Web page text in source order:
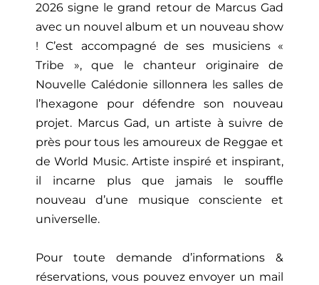
2026 signe le grand retour de Marcus Gad
avec un nouvel album et un nouveau show
! C’est accompagné de ses musiciens «
Tribe », que le chanteur originaire de
Nouvelle Calédonie sillonnera les salles de
l’hexagone pour défendre son nouveau
projet. Marcus Gad, un artiste à suivre de
près pour tous les amoureux de Reggae et
de World Music. Artiste inspiré et inspirant,
il incarne plus que jamais le souffle
nouveau d’une musique consciente et
universelle.
Pour toute demande d’informations &
réservations, vous pouvez envoyer un mail